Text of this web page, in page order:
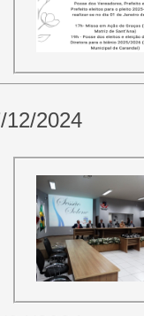
12/2024